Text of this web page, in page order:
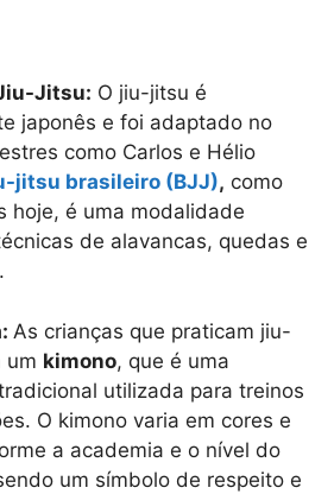
Jitsu: O jiu-jitsu é
japonês e foi adaptado no
como Carlos e Hélio
jitsu brasileiro (BJJ), como
hoje, é uma modalidade
de alavancas, quedas e
As crianças que praticam jiu-
um kimono, que é uma
utilizada para treinos
O kimono varia em cores e
a academia e o nível do
um símbolo de respeito e